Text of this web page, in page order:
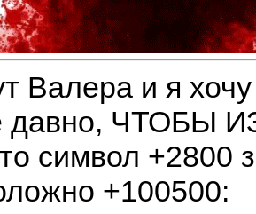
Валера и я
давно,
символ +2800
+100500: